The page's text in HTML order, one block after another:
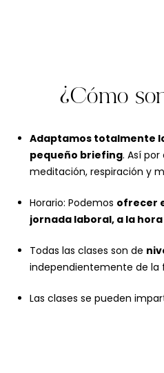
¿Cómo
Adaptamos totalmente
pequeño briefing. Así
meditación, respiración y
Horario: Podemos ofrecer
jornada laboral, a la
Todas las clases son de
independientemente de la
Las clases se pueden